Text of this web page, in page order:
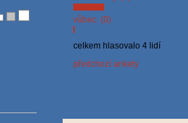
vůbec. (0)
celkem hlasovalo 4 lidí
předchozí ankety